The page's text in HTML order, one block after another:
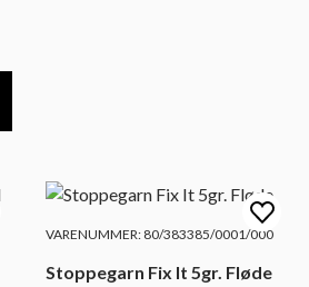
VARENUMMER: 80/383385/0001/000
Stoppegarn Fix It 5gr. Fløde